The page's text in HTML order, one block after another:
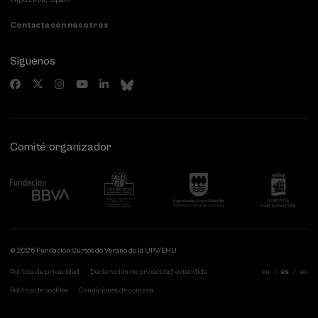
Contacta con nosotros
Síguenos
Comité organizador
© 2026 Fundación Cursos de Verano de la UPV/EHU
Política de privacidad Declaración de privacidad extendida
Política de cookies Condiciones de compra
eu es en